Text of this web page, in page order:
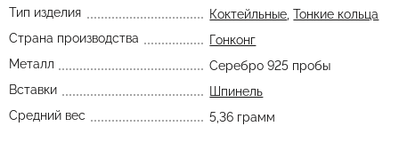
Тип изделия
Коктейльные ,Тонкие кольца
Страна производства
Гонконг
Металл
Серебро 925 пробы
Вставки
Шпинель
Средний вес
5,36 грамм